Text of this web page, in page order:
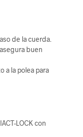
de la cuerda.
buen
a la polea para
LOCK con